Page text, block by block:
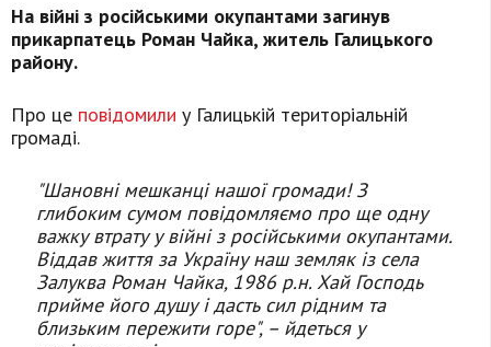
На війні з російськими окупантами загинув
прикарпатець Роман Чайка, житель Галицького
району.
Про це повідомили у Галицькій територіальній
громаді.
"Шановні мешканці нашої громади! З
глибоким сумом повідомляємо про ще одну
важку втрату у війні з російськими окупантами.
Віддав життя за Україну наш земляк із села
Залуква Роман Чайка, 1986 р.н. Хай Господь
прийме його душу і дасть сил рідним та
близьким пережити горе", – йдеться у